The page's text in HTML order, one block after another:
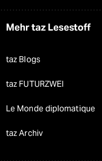
Mehr taz Lesestoff
taz Blogs
taz FUTURZWEI
Le Monde diplomatique
taz Archiv